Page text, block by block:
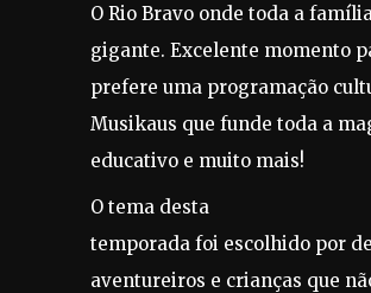
O Rio Bravo onde toda a
gigante. Excelente momento
prefere uma programação
Musikaus que funde toda a
educativo e muito mais!
O tema desta
temporada foi escolhido por
aventureiros e crianças que